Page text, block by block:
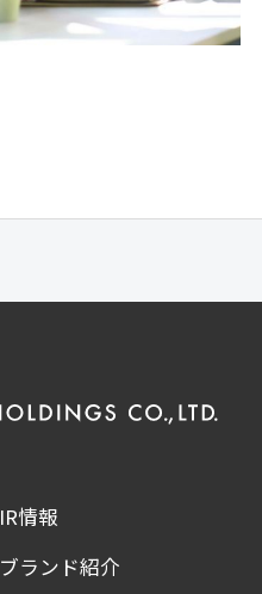
IR情報
ブランド紹介